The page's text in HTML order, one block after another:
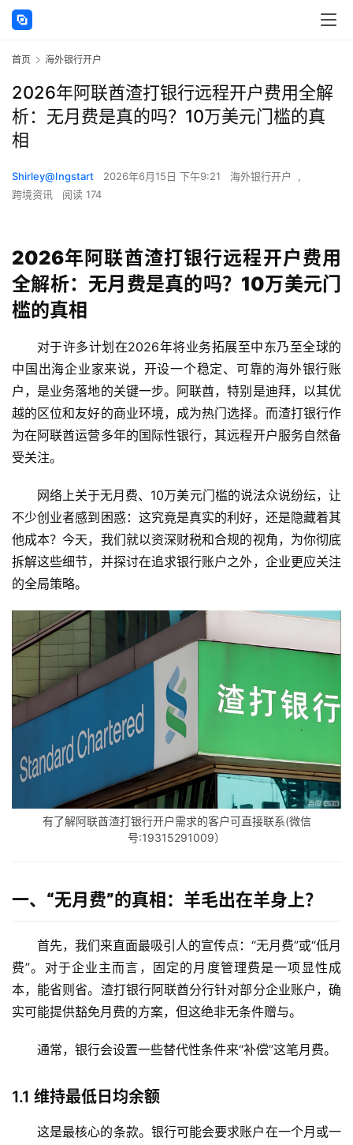
首页 海外银行开户
2026年阿联酋渣打银行远程开户费用全解
析：无月费是真的吗？10万美元门槛的真
相
Shirley@Ingstart 2026年6月15日 下午9:21 海外银行开户
,
跨境资讯
阅读 174
2026年阿联酋渣打银行远程开户费用
全解析：无月费是真的吗？10万美元门
槛的真相
对于许多计划在2026年将业务拓展至中东乃至全球的
中国出海企业家来说，开设一个稳定、可靠的海外银行账
户，是业务落地的关键一步。阿联酋，特别是迪拜，以其优
越的区位和友好的商业环境，成为热门选择。而渣打银行作
为在阿联酋运营多年的国际性银行，其远程开户服务自然备
受关注。
网络上关于无月费、 10万美元门槛的说法众说纷纭，让
不少创业者感到困惑：这究竟是真实的利好，还是隐藏着其
他成本？今天，我们就以资深财税和合规的视角，为你彻底
拆解这些细节，并探讨在追求银行账户之外，企业更应关注
的全局策略。
有了解阿联酋渣打银行开户需求的客户可直接联系(微信
号:19315291009）
一、“无月费”的真相：羊毛出在羊身上？
首先，我们来直面最吸引人的宣传点：“无月费”或“低月
费”。对于企业主而言，固定的月度管理费是一项显性成
本，能省则省。渣打银行阿联酋分行针对部分企业账户，确
实可能提供豁免月费的方案，但这绝非无条件赠与。
通常，银行会设置一些替代性条件来“补偿”这笔月费。
1.1 维持最低日均余额
这是最核心的条款。银行可能会要求账户在一个月或一